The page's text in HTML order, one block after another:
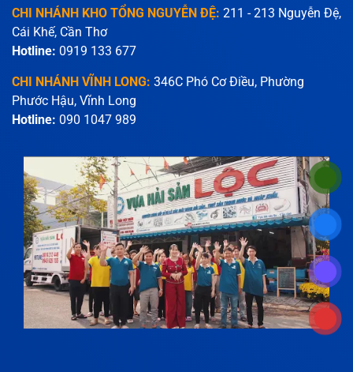
CHI NHÁNH KHO TỔNG NGUYỄN ĐỆ: 211 - 213 Nguyễn Đệ,
Cái Khế, Cần Thơ
Hotline: 0919 133 677
CHI NHÁNH VĨNH LONG: 346C Phó Cơ Điều, Phường
Phước Hậu, Vĩnh Long
Hotline: 090 1047 989